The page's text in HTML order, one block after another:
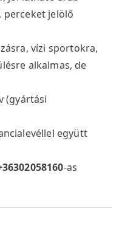
perceket jelölő
vízi sportokra,
alkalmas, de
(gyártási
együtt
-as